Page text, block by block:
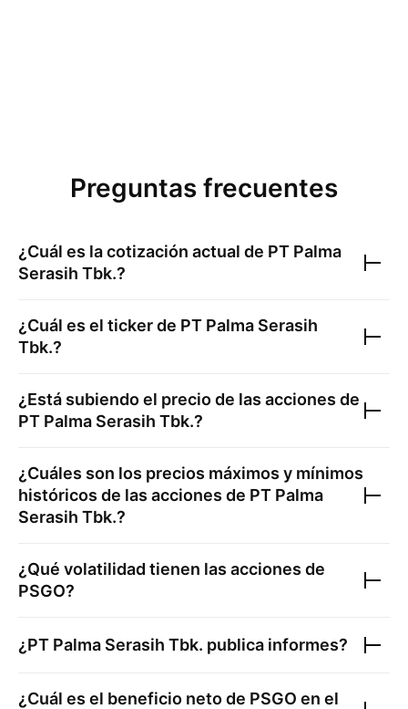
Preguntas frecuentes
¿Cuál es la cotización actual de PT Palma
Serasih Tbk.?
¿Cuál es el ticker de PT Palma Serasih
Tbk.?
¿Está subiendo el precio de las acciones de
PT Palma Serasih Tbk.?
¿Cuáles son los precios máximos y mínimos
históricos de las acciones de PT Palma
Serasih Tbk.?
¿Qué volatilidad tienen las acciones de
PSGO?
¿PT Palma Serasih Tbk. publica informes?
¿Cuál es el beneficio neto de PSGO en el